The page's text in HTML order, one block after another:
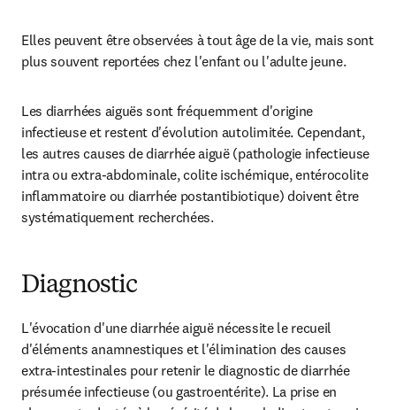
Elles peuvent être observées à tout âge de la vie, mais sont
plus souvent reportées chez l'enfant ou l'adulte jeune.
Les diarrhées aiguës sont fréquemment d'origine
infectieuse et restent d'évolution autolimitée. Cependant,
les autres causes de diarrhée aiguë (pathologie infectieuse
intra ou extra-abdominale, colite ischémique, entérocolite
inflammatoire ou diarrhée postantibiotique) doivent être
systématiquement recherchées.
Diagnostic
L'évocation d'une diarrhée aiguë nécessite le recueil
d'éléments anamnestiques et l'élimination des causes
extra-intestinales pour retenir le diagnostic de diarrhée
présumée infectieuse (ou gastroentérite). La prise en